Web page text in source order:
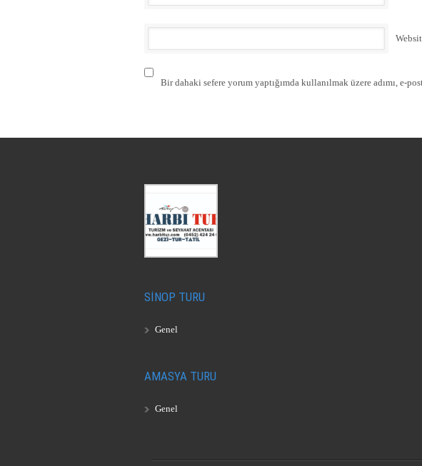
Bir dahaki sefere yorum yaptığımda kullanılmak üzere adımı, e-
SİNOP TURU
Genel
AMASYA TURU
Genel